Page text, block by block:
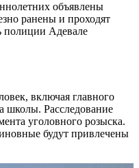
объявлены
ранены и проходят
полиции Адевале
включая главного
школы. Расследование
уголовного розыска.
будут привлечены